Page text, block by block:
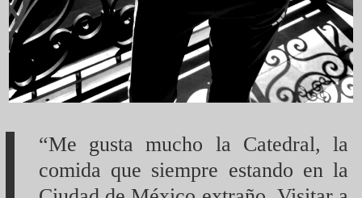
“Me gusta mucho la Catedral, la
comida que siempre estando en la